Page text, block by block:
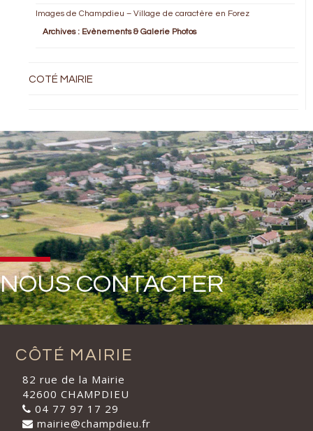
Images de Champdieu – Village de caractère en Forez
Archives : Evènements & Galerie Photos
COTÉ MAIRIE
NOUS CONTACTER
CÔTÉ MAIRIE
82 rue de la Mairie
42600 CHAMPDIEU
04 77 97 17 29
mairie@champdieu.fr